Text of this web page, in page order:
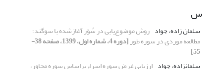
س
سلمان زاده، جواد روش‌ موضوع‌یابی در سُوَر آغازشده با سوگند؛
مطالعه موردی در سوره طور [دوره 4، شماره اول، 1399، صفحه 38-
55]
سلمانزاده، جواد ارزیابی غرض سوره اسراء براساس سوره مجاور،